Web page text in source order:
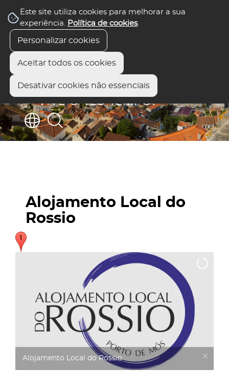
Este site utiliza cookies para melhorar a sua
experiência. Política de cookies.
Personalizar cookies
Aceitar todos os cookies
Desativar cookies não essenciais
Alojamento Local do
Rossio
Alojamento Local do Rossio